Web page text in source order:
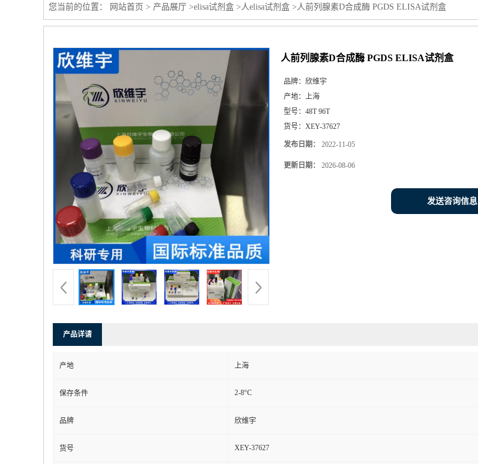
您当前的位置： 网站首页 > 产品展厅 >elisa试剂盒 >人elisa试剂盒 >人前列腺素D合成酶 PGDS ELISA试剂盒
人前列腺素D合成酶 PGDS ELISA试剂盒
品牌： 欣维宇
产地： 上海
型号： 48T 96T
货号： XEY-37627
发布日期： 2022-11-05
更新日期： 2026-08-06
发送咨询信息
产品详请
产地 上海
保存条件 2-8°C
品牌 欣维宇
货号 XEY-37627